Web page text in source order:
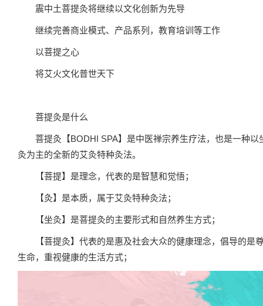
震中土菩提灸将继续以文化创新为先导
继续完善商业模式、产品系列，教育培训等工作
以菩提之心
将艾火文化普世天下
菩提灸是什么
菩提灸【BODHI SPA】是中医禅宗养生疗法，也是一种以
灸为主的全新的艾灸特种灸法。
【菩提】是理念，代表的是智慧和觉悟；
【灸】是本质，属于艾灸特种灸法；
【坐灸】是菩提灸的主要形式和自然养生方式；
【菩提灸】代表的是惠及社会大众的健康理念，倡导的是
生命，重视健康的生活方式；